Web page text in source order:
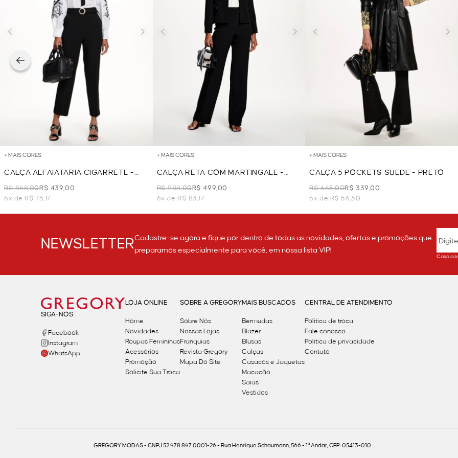
+ MAIS CORES
CALÇA ALFAIATARIA CIGARRETE -
PRETO
R$ 868,00R$ 439,00
6x de R$ 73,17
+ MAIS CORES
CALÇA RETA COM MARTINGALE -
PRETO
R$ 988,00R$ 499,00
6x de R$ 83,17
+ MAIS CORES
CALÇA 5 POCKETS SUEDE - PRETO
R$ 665,00R$ 339,00
6x de R$ 56,50
NEWSLETTERCadastre-se agora e fique por dentro de todas as novidades, ofertas e promoções que
preparamos especialmente para você, em nossa lista VIP!
Caso
SIGA-NOS
Facebook
Instagram
WhatsApp
LOJA ONLINE
Home
Novidades
Roupas Femininas
Acessórios
Promoção
Solicite Sua Troca
SOBRE A GREGORY
Sobre Nós
Nossas Lojas
Franquias
Revista Gregory
Mapa Do Site
MAIS BUSCADOS
Bermudas
Blazer
Blusas
Calças
Casacos e Jaquetas
Macacão
Saias
Vestidos
CENTRAL DE ATENDIMENTO
Política de troca
Fale conosco
Politica de privacidade
Contato
GREGORY MODAS - CNPJ 52.978.897.0001-26 - Rua Henrique Schaumann, 566 - 1º Andar, CEP: 05413-010